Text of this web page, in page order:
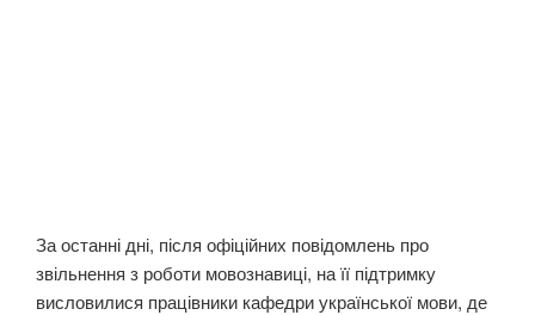
За останні дні, після офіційних повідомлень про
звільнення з роботи мовознавиці, на її підтримку
висловилися працівники кафедри української мови, де